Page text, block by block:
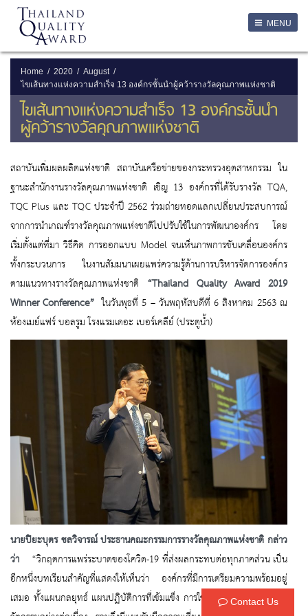
MENU
Home 2020
August
ไขเส้นทางแห่งความสำเร็จ 13 องค์กรชั้นนำผู้คว้ารางวัลคุณภาพแห่งชาติ
ไขเส้นทางแห่งความสำเร็จ 13 องค์กรชั้นนำ
ผู้คว้ารางวัลคุณภาพแห่งชาติ
สถาบันเพิ่มผลผลิตแห่งชาติ สถาบันเครือข่ายของกระทรวงอุตสาหกรรม ใน
ฐานะสำนักงานรางวัลคุณภาพแห่งชาติ เชิญ 13 องค์กรที่ได้รับรางวัล TQA,
TQC Plus และ TQC ประจำปี 2562 ร่วมถ่ายทอดแลกเปลี่ยนประสบการณ์
จากการนำเกณฑ์รางวัลคุณภาพแห่งชาติไปปรับใช้ในการพัฒนาองค์กร โดย
เริ่มตั้งแต่ที่มา วิธีคิด การออกแบบ Model จนเห็นภาพการขับเคลื่อนองค์กร
ทั้งกระบวนการ ในงานสัมมนาเผยแพร่ความรู้ด้านการบริหารจัดการองค์กร
ตามแนวทางรางวัลคุณภาพแห่งชาติ “Thailand Quality Award 2019
Winner Conference” ในวันพุธที่ 5 – วันพฤหัสบดีที่ 6 สิงหาคม 2563 ณ
ห้องเมย์แฟร์ บอลรูม โรงแรมเดอะ เบอร์เคลีย์ (ประตูน้ำ)
นายปิยะบุตร ชลวิจารณ์ ประธานคณะกรรมการรางวัลคุณภาพแห่งชาติ กล่าว
ว่า
“วิกฤตการแพร่ระบาดของโควิด-19 ที่ส่งผลกระทบต่อทุกภาคส่วน เป็น
อีกหนึ่งบทเรียนสำคัญที่แสดงให้เห็นว่า องค์กรที่มีการเตรียมความพร้อมอยู่
เสมอ ทั้งแผนกลยุทธ์ แผนปฏิบัติการที่เข้มแข็ง การใช้เทคโนโลยี และการมีน
Contact Us
Username
Password
ลืมรหัสผ่าน
SERVICES